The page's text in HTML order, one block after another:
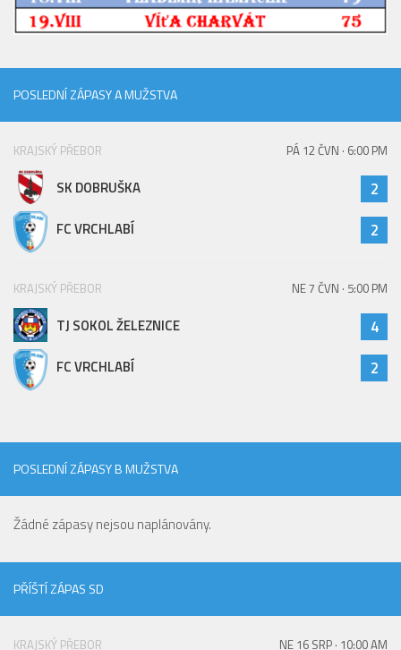
Vzkazy
POSLEDNÍ ZÁPASY A MUŽSTVA
KRAJSKÝ PŘEBOR PÁ 12 ČVN · 6:00 PM
SK DOBRUŠKA 2
FC VRCHLABÍ 2
KRAJSKÝ PŘEBOR NE 7 ČVN · 5:00 PM
TJ SOKOL ŽELEZNICE 4
FC VRCHLABÍ 2
POSLEDNÍ ZÁPASY B MUŽSTVA
Žádné zápasy nejsou naplánovány.
PŘÍŠTÍ ZÁPAS SD
KRAJSKÝ PŘEBOR NE 16 SRP · 10:00 AM